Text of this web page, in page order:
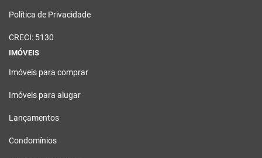
Política de Privacidade
CRECI: 5130
IMÓVEIS
Imóveis para comprar
Imóveis para alugar
Lançamentos
Condomínios